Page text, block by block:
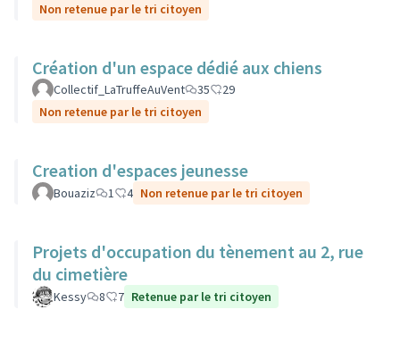
Non retenue par le tri citoyen
Création d'un espace dédié aux chiens
Collectif_LaTruffeAuVent 35
29
Non retenue par le tri citoyen
Creation d'espaces jeunesse
Bouaziz 1 4 Non retenue par le tri citoyen
Projets d'occupation du tènement au 2, rue
du cimetière
Kessy 8 7 Retenue par le tri citoyen